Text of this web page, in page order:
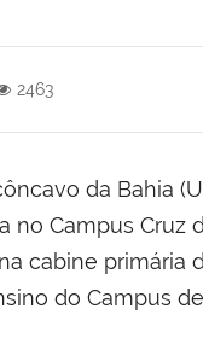
2463
da Bahia
no Campus Cruz
cabine primária
do Campus